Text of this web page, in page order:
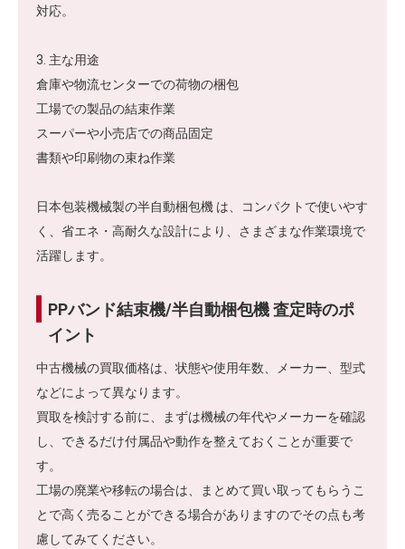
対応。
3. 主な用途
倉庫や物流センターでの荷物の梱包
工場での製品の結束作業
スーパーや小売店での商品固定
書類や印刷物の束ね作業
日本包装機械製の半自動梱包機 は、コンパクトで使いやす
く、省エネ・高耐久な設計により、さまざまな作業環境で
活躍します。
PPバンド結束機/半自動梱包機 査定時のポ
イント
中古機械の買取価格は、状態や使用年数、メーカー、型式
などによって異なります。
買取を検討する前に、まずは機械の年代やメーカーを確認
し、できるだけ付属品や動作を整えておくことが重要で
す。
工場の廃業や移転の場合は、まとめて買い取ってもらうこ
とで高く売ることができる場合がありますのでその点も考
慮してみてください。